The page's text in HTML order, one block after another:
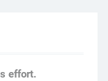
effort.